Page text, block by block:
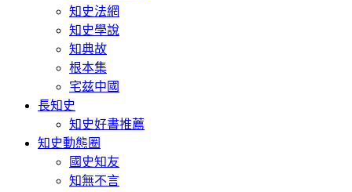
知史法網
知史學說
知典故
根本集
宅兹中國
長知史
知史好書推薦
知史動態圈
國史知友
知無不言